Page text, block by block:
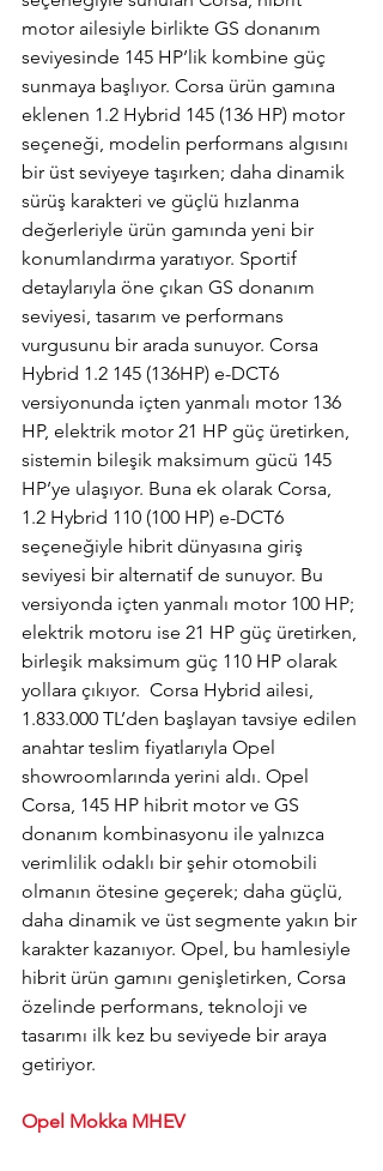
motor ailesiyle birlikte GS donanım
seviyesinde 145 HP’lik kombine güç
sunmaya başlıyor. Corsa ürün gamına
eklenen 1.2 Hybrid 145 (136 HP) motor
seçeneği, modelin performans algısını
bir üst seviyeye taşırken; daha dinamik
sürüş karakteri ve güçlü hızlanma
değerleriyle ürün gamında yeni bir
konumlandırma yaratıyor. Sportif
detaylarıyla öne çıkan GS donanım
seviyesi, tasarım ve performans
vurgusunu bir arada sunuyor. Corsa
Hybrid 1.2 145 (136HP) e-DCT6
versiyonunda içten yanmalı motor 136
HP, elektrik motor 21 HP güç üretirken,
sistemin bileşik maksimum gücü 145
HP’ye ulaşıyor. Buna ek olarak Corsa,
1.2 Hybrid 110 (100 HP) e-DCT6
seçeneğiyle hibrit dünyasına giriş
seviyesi bir alternatif de sunuyor. Bu
versiyonda içten yanmalı motor 100 HP;
elektrik motoru ise 21 HP güç üretirken,
birleşik maksimum güç 110 HP olarak
yollara çıkıyor.  Corsa Hybrid ailesi,
1.833.000 TL’den başlayan tavsiye edilen
anahtar teslim fiyatlarıyla Opel
showroomlarında yerini aldı. Opel
Corsa, 145 HP hibrit motor ve GS
donanım kombinasyonu ile yalnızca
verimlilik odaklı bir şehir otomobili
olmanın ötesine geçerek; daha güçlü,
daha dinamik ve üst segmente yakın bir
karakter kazanıyor. Opel, bu hamlesiyle
hibrit ürün gamını genişletirken, Corsa
özelinde performans, teknoloji ve
tasarımı ilk kez bu seviyede bir araya
getiriyor.
Opel Mokka MHEV